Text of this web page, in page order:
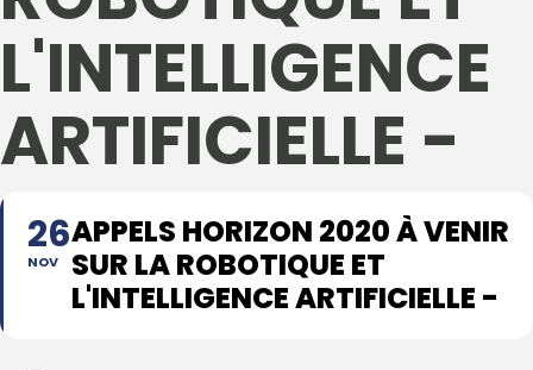
L'INTELLIGENCE
ARTIFICIELLE -
26
NOV
APPELS HORIZON 2020 À VENIR
SUR LA ROBOTIQUE ET
L'INTELLIGENCE ARTIFICIELLE -